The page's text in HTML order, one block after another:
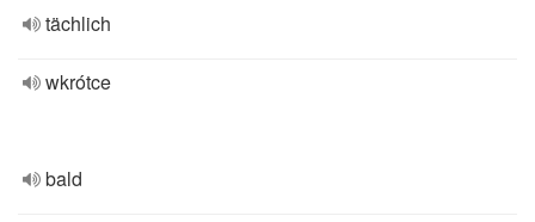
tächlich
wkrótce
bald